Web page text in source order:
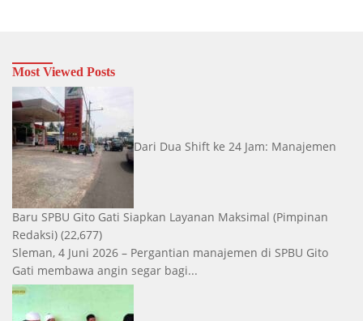
Most Viewed Posts
Dari Dua Shift ke 24 Jam: Manajemen
Baru SPBU Gito Gati Siapkan Layanan Maksimal (Pimpinan
Redaksi) (22,677)
Sleman, 4 Juni 2026 – Pergantian manajemen di SPBU Gito
Gati membawa angin segar bagi...